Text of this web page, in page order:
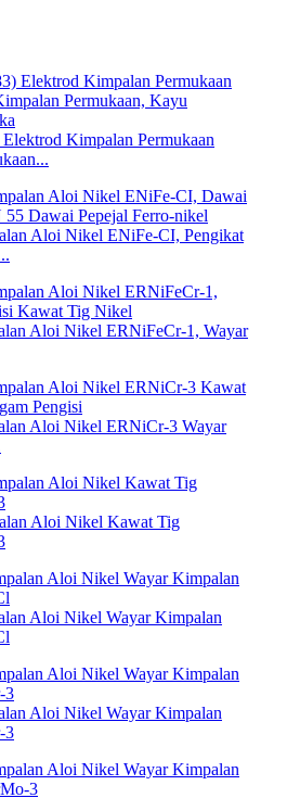
Kimpalan Permukaan
Aloi Nikel ENiFe-CI, Pengikat
Aloi Nikel ERNiFeCr-1, Wayar
Aloi Nikel ERNiCr-3 Wayar
Aloi Nikel Kawat Tig
Aloi Nikel Wayar Kimpalan
Aloi Nikel Wayar Kimpalan
3